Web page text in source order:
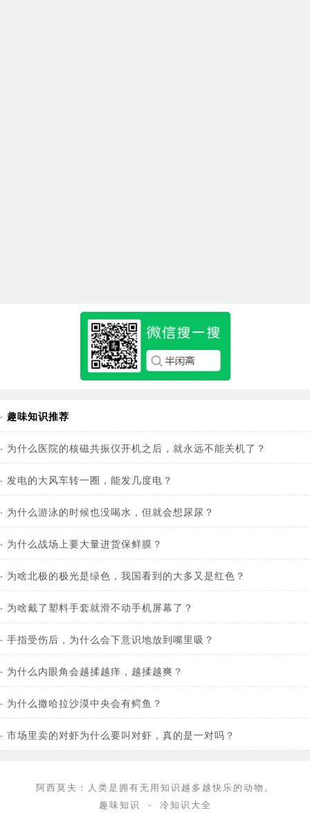
· 趣味知识推荐
· 为什么医院的核磁共振仪开机之后，就永远不能关机了？
· 发电的大风车转一圈，能发几度电？
· 为什么游泳的时候也没喝水，但就会想尿尿？
· 为什么战场上要大量进货保鲜膜？
· 为啥北极的极光是绿色，我国看到的大多又是红色？
· 为啥戴了塑料手套就滑不动手机屏幕了？
· 手指受伤后，为什么会下意识地放到嘴里吸？
· 为什么内眼角会越揉越痒，越揉越爽？
· 为什么撒哈拉沙漠中央会有鳄鱼？
· 市场里卖的对虾为什么要叫对虾，真的是一对吗？
阿西莫夫：人类是拥有无用知识越多越快乐的动物。
趣味知识
- 冷知识大全